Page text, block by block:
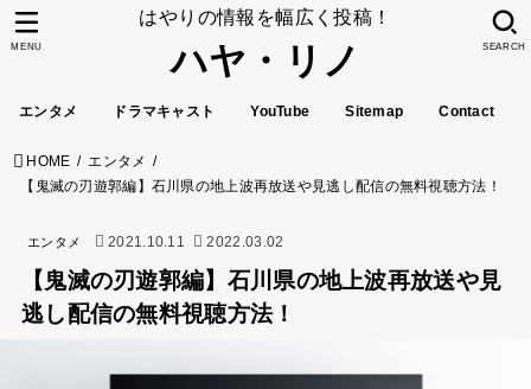
はやりの情報を幅広く投稿！
ハヤ・リノ
エンタメ ドラマキャスト YouTube Sitemap Contact
SEARCH
MENU
HOME
エンタメ
【鬼滅の刃遊郭編】石川県の地上波再放送や見逃し配信の無料視聴方法！
エンタメ 2021.10.11 2022.03.02
【鬼滅の刃遊郭編】石川県の地上波再放送や見
逃し配信の無料視聴方法！